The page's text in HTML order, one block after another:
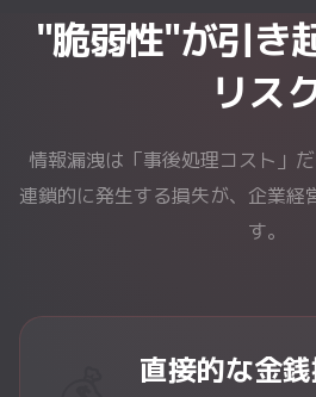
"脆弱性"が引き
リス
情報漏洩は「事後処理コスト」
連鎖的に発生する損失が、企業経
す。
直接的な金